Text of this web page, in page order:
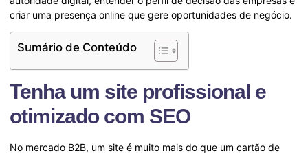
criar uma presença online que gere oportunidades de negócio.
Sumário de Conteúdo
Tenha um site profissional e
otimizado com SEO
No mercado B2B, um site é muito mais do que um cartão de